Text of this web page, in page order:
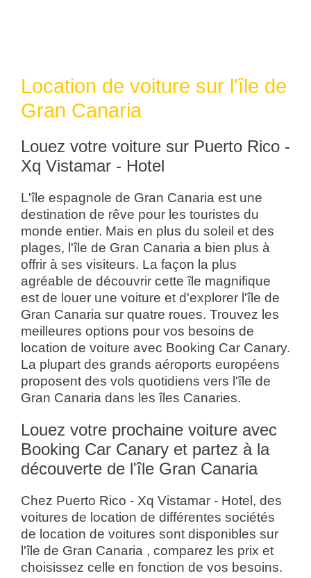
Location de voiture sur l'île de
Gran Canaria
Louez votre voiture sur Puerto Rico -
Xq Vistamar - Hotel
L'île espagnole de Gran Canaria est une
destination de rêve pour les touristes du
monde entier. Mais en plus du soleil et des
plages, l'île de Gran Canaria a bien plus à
offrir à ses visiteurs. La façon la plus
agréable de découvrir cette île magnifique
est de louer une voiture et d'explorer l'île de
Gran Canaria sur quatre roues. Trouvez les
meilleures options pour vos besoins de
location de voiture avec Booking Car Canary.
La plupart des grands aéroports européens
proposent des vols quotidiens vers l'île de
Gran Canaria dans les îles Canaries.
Louez votre prochaine voiture avec
Booking Car Canary et partez à la
découverte de l'île Gran Canaria
Chez Puerto Rico - Xq Vistamar - Hotel, des
voitures de location de différentes sociétés
de location de voitures sont disponibles sur
l'île de Gran Canaria , comparez les prix et
choisissez celle en fonction de vos besoins.